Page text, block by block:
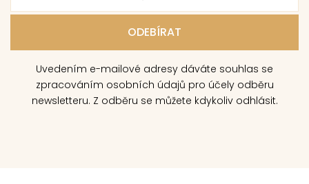
Uvedením e-mailové adresy dáváte souhlas se
zpracováním osobních údajů pro účely odběru
newsletteru. Z odběru se můžete kdykoliv odhlásit.